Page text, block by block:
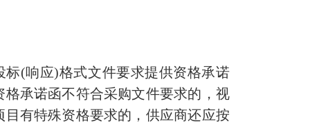
(响应)格式文件要求提供资格承诺
承诺函不符合采购文件要求的，视
有特殊资格要求的，供应商还应按